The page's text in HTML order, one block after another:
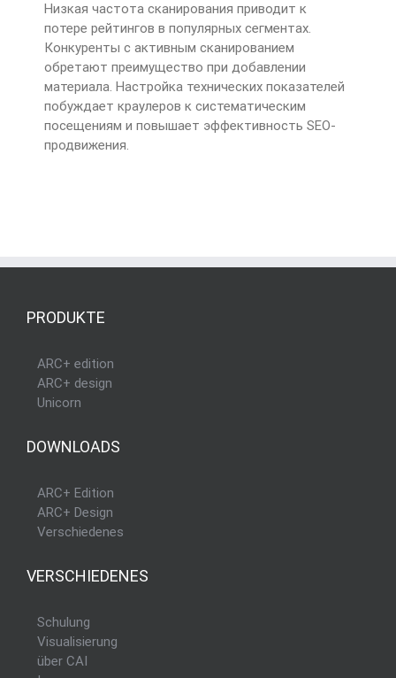
Низкая частота сканирования приводит к
потере рейтингов в популярных сегментах.
Конкуренты с активным сканированием
обретают преимущество при добавлении
материала. Настройка технических показателей
побуждает краулеров к систематическим
посещениям и повышает эффективность SEO-
продвижения.
PRODUKTE
ARC+ edition
ARC+ design
Unicorn
DOWNLOADS
ARC+ Edition
ARC+ Design
Verschiedenes
VERSCHIEDENES
Schulung
Visualisierung
über CAI